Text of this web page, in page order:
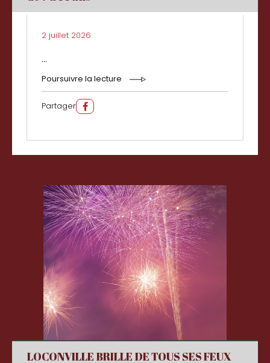
2 juillet 2026
...
Poursuivre la lecture
Partager
LOCONVILLE BRILLE DE TOUS SES FEUX